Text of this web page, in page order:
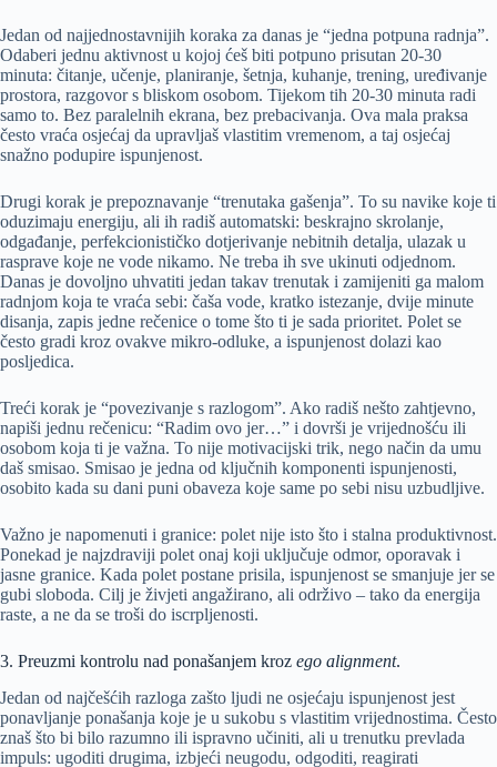
Jedan od najjednostavnijih koraka za danas je “jedna potpuna radnja”.
Odaberi jednu aktivnost u kojoj ćeš biti potpuno prisutan 20-30
minuta: čitanje, učenje, planiranje, šetnja, kuhanje, trening, uređivanje
prostora, razgovor s bliskom osobom. Tijekom tih 20-30 minuta radi
samo to. Bez paralelnih ekrana, bez prebacivanja. Ova mala praksa
često vraća osjećaj da upravljaš vlastitim vremenom, a taj osjećaj
snažno podupire ispunjenost.
Drugi korak je prepoznavanje “trenutaka gašenja”. To su navike koje ti
oduzimaju energiju, ali ih radiš automatski: beskrajno skrolanje,
odgađanje, perfekcionističko dotjerivanje nebitnih detalja, ulazak u
rasprave koje ne vode nikamo. Ne treba ih sve ukinuti odjednom.
Danas je dovoljno uhvatiti jedan takav trenutak i zamijeniti ga malom
radnjom koja te vraća sebi: čaša vode, kratko istezanje, dvije minute
disanja, zapis jedne rečenice o tome što ti je sada prioritet. Polet se
često gradi kroz ovakve mikro-odluke, a ispunjenost dolazi kao
posljedica.
Treći korak je “povezivanje s razlogom”. Ako radiš nešto zahtjevno,
napiši jednu rečenicu: “Radim ovo jer…” i dovrši je vrijednošću ili
osobom koja ti je važna. To nije motivacijski trik, nego način da umu
daš smisao. Smisao je jedna od ključnih komponenti ispunjenosti,
osobito kada su dani puni obaveza koje same po sebi nisu uzbudljive.
Važno je napomenuti i granice: polet nije isto što i stalna produktivnost.
Ponekad je najzdraviji polet onaj koji uključuje odmor, oporavak i
jasne granice. Kada polet postane prisila, ispunjenost se smanjuje jer se
gubi sloboda. Cilj je živjeti angažirano, ali održivo – tako da energija
raste, a ne da se troši do iscrpljenosti.
3. Preuzmi kontrolu nad ponašanjem kroz ego alignment.
Jedan od najčešćih razloga zašto ljudi ne osjećaju ispunjenost jest
ponavljanje ponašanja koje je u sukobu s vlastitim vrijednostima. Često
znaš što bi bilo razumno ili ispravno učiniti, ali u trenutku prevlada
impuls: ugoditi drugima, izbjeći neugodu, odgoditi, reagirati